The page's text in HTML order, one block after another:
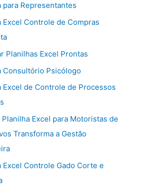
para Representantes
Excel Controle de Compras
Planilhas Excel Prontas
Consultório Psicólogo
Excel de Controle de Processos
Planilha Excel para Motoristas de
Transforma a Gestão
Excel Controle Gado Corte e